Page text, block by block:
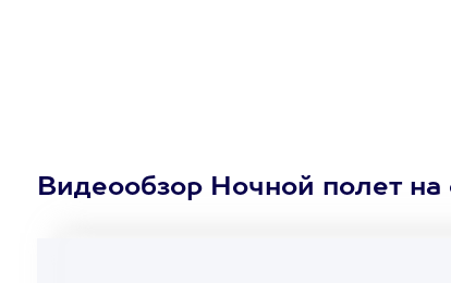
Видеообзор Ночной полет